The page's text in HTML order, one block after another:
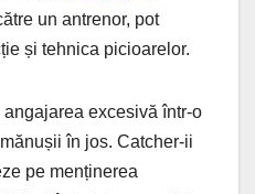
un antrenor, pot
și tehnica picioarelor.
excesivă într-o
în jos. Catcher-ii
pe menținerea